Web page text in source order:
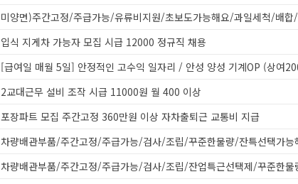
입식 지게차 가능자 모집 시급 12000 정규직 채용
[급여일 매월 5일] 안정적인 고수익 일자리 / 안성 양성 기계OP (상여
2교대근무 설비 조작 시급 11000원 월 400 이상
포장파트 모집 주간고정 360만원 이상 자차출퇴근 교통비 지급
차량배관부품/주간고정/주급가능/검사/조립/꾸준한물량/잔특선택가능
차량배관부품/주간고정/주급가능/검사/조립/잔업특근선택제/꾸준한물